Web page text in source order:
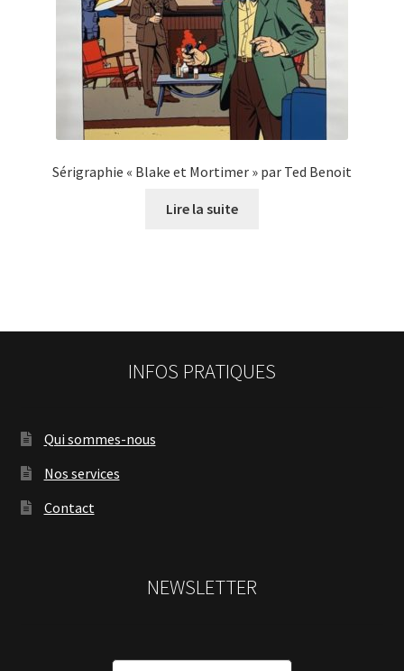
Sérigraphie « Blake et Mortimer » par Ted Benoit
Lire la suite
INFOS PRATIQUES
Qui sommes-nous
Nos services
Contact
NEWSLETTER